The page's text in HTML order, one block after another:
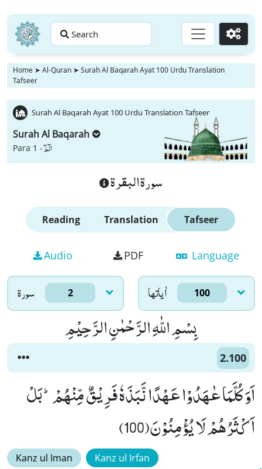
Search Go
Home ➤ Al-Quran ➤ Surah Al Baqarah Ayat 100 Urdu Translation
Tafseer
Surah Al Baqarah Ayat 100 Urdu Translation Tafseer
Surah Al Baqarah
Para 1 -الٓمّٓ
سورة البقرة
Reading Translation Tafseer
Audio PDF Language
سورۃ 2 اٰياتها 100
بِسْمِ اللّٰهِ الرَّحْمٰنِ الرَّحِیْمِ
2.100
اَوَ كُلَّمَا عٰهَدُوْا عَهْدًا نَّبَذَهٗ فَرِیْقٌ مِّنْهُمْؕ-بَلْ
اَكْثَرُهُمْ لَا یُؤْمِنُوْنَ(100)
Kanz ul Iman Kanz ul Irfan